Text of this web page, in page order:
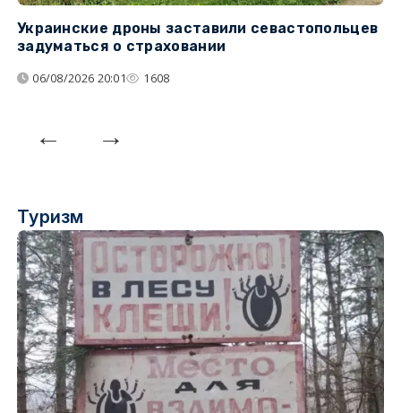
Украинские дроны заставили севастопольцев
задуматься о страховании
06/08/2026 20:01 1608
Туризм